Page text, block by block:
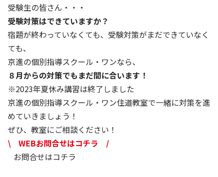
受験生の皆さん・・・
受験対策はできていますか？
宿題が終わっていなくても、受験対策がまだできていなく
ても、
京進の個別指導スクール・ワンなら、
８月からの対策でもまだ間に合います！
※2023年夏休み講習は終了しました
京進の個別指導スクール・ワン住道教室で一緒に対策を進
めていきましょう！
ぜひ、教室にご相談ください！
\ WEBお問合せはコチラ /
お問合せはコチラ